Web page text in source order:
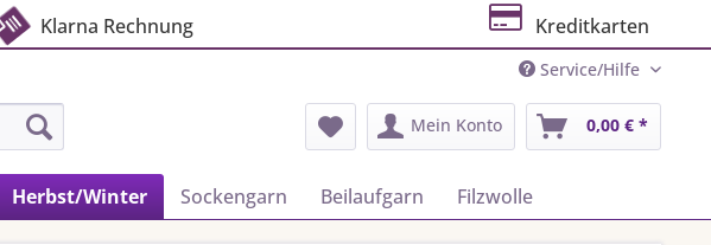
Klarna Rechnung Kreditkarten
Service/Hilfe
Mein Konto 0,00 € *
Herbst/Winter Sockengarn Beilaufgarn Filzwolle